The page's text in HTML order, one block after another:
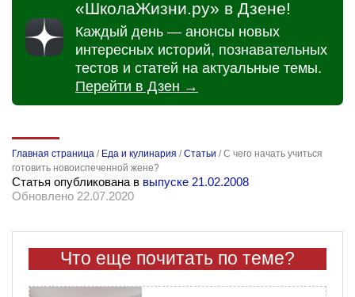
«ШколаЖизни.ру» в Дзене!
Каждый день — анонсы новых
интересных историй, познавательных
тестов и статей на актуальные темы.
Перейти в Дзен →
Главная страница / Еда и кулинария /Статьи /С чего начать учиться
готовить новоиспеченной жене?
Статья опубликована в выпуске 21.02.2008
Обновлено 22.07.2020
Что еще почитать по теме?